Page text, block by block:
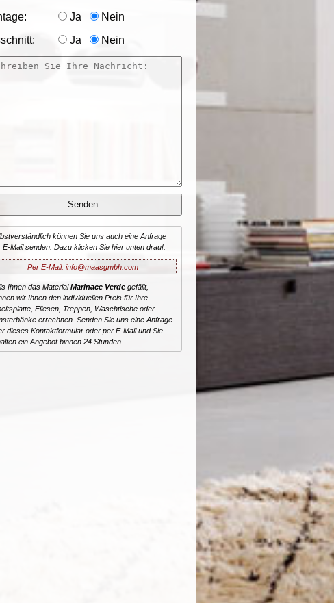
Ja Nein
Ja Nein
können Sie uns auch eine Anfrage
E-Mail senden. Dazu klicken Sie hier unten drauf.
Per E-Mail: info@maasgmbh.com
Ihnen das MaterialMarinace Verdegefällt,
wir Ihnen den individuellen Preis für Ihre
Fliesen, Treppen, Waschtische oder
errechnen. Senden Sie uns eine Anfrage
dieses Kontaktformular oder per E-Mail und Sie
ein Angebot binnen 24 Stunden.